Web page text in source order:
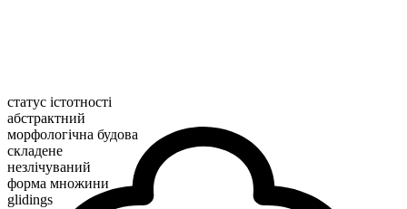
статус істотності
абстрактний
морфологічна будова
складене
незлічуваний
форма множини
glidings